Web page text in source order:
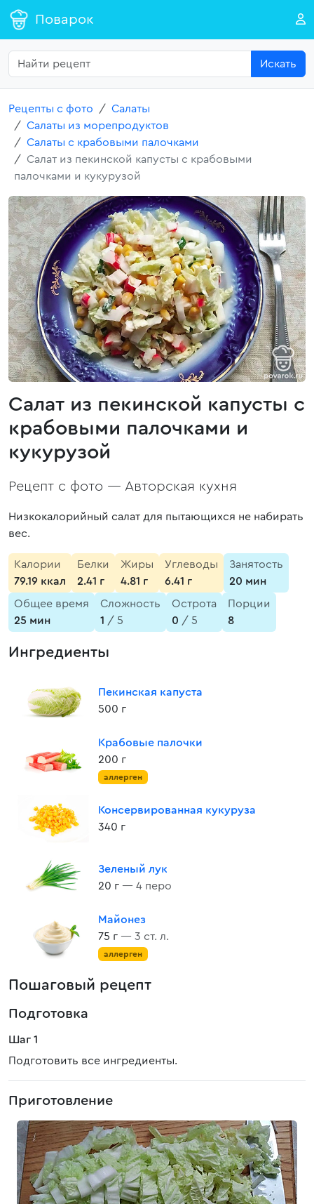
Поварок
Искать
Рецепты с фото
Салаты
Салаты из морепродуктов
Салаты с крабовыми палочками
Салат из пекинской капусты с крабовыми
палочками и кукурузой
Салат из пекинской капусты с
крабовыми палочками и
кукурузой
Рецепт с фото — Авторская кухня
Низкокалорийный салат для пытающихся не набирать
вес.
Калории
79.19 ккал
Белки
2.41 г
Жиры
4.81 г
Углеводы
6.41 г
Занятость
20 мин
Общее время
25 мин
Сложность
1 / 5
Острота
0 / 5
Порции
8
Ингредиенты
Пекинская капуста
500 г
Крабовые палочки
200 г
аллерген
Консервированная кукуруза
340 г
Зеленый лук
20 г — 4 перо
Майонез
75 г — 3 ст. л.
аллерген
Пошаговый рецепт
Подготовка
Шаг 1
Подготовить все ингредиенты.
Приготовление